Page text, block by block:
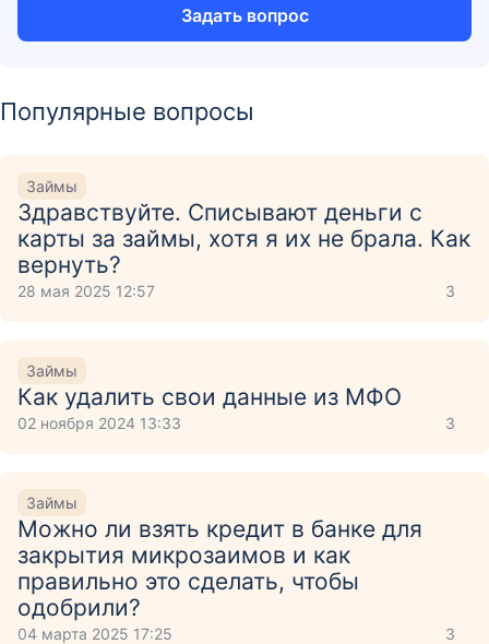
Задать вопрос
Популярные вопросы
Займы
Здравствуйте. Списывают деньги с
карты за займы, хотя я их не брала. Как
вернуть?
28 мая 2025 12:57 3
Займы
Как удалить свои данные из МФО
02 ноября 2024 13:33 3
Займы
Можно ли взять кредит в банке для
закрытия микрозаимов и как
правильно это сделать, чтобы
одобрили?
04 марта 2025 17:25 3